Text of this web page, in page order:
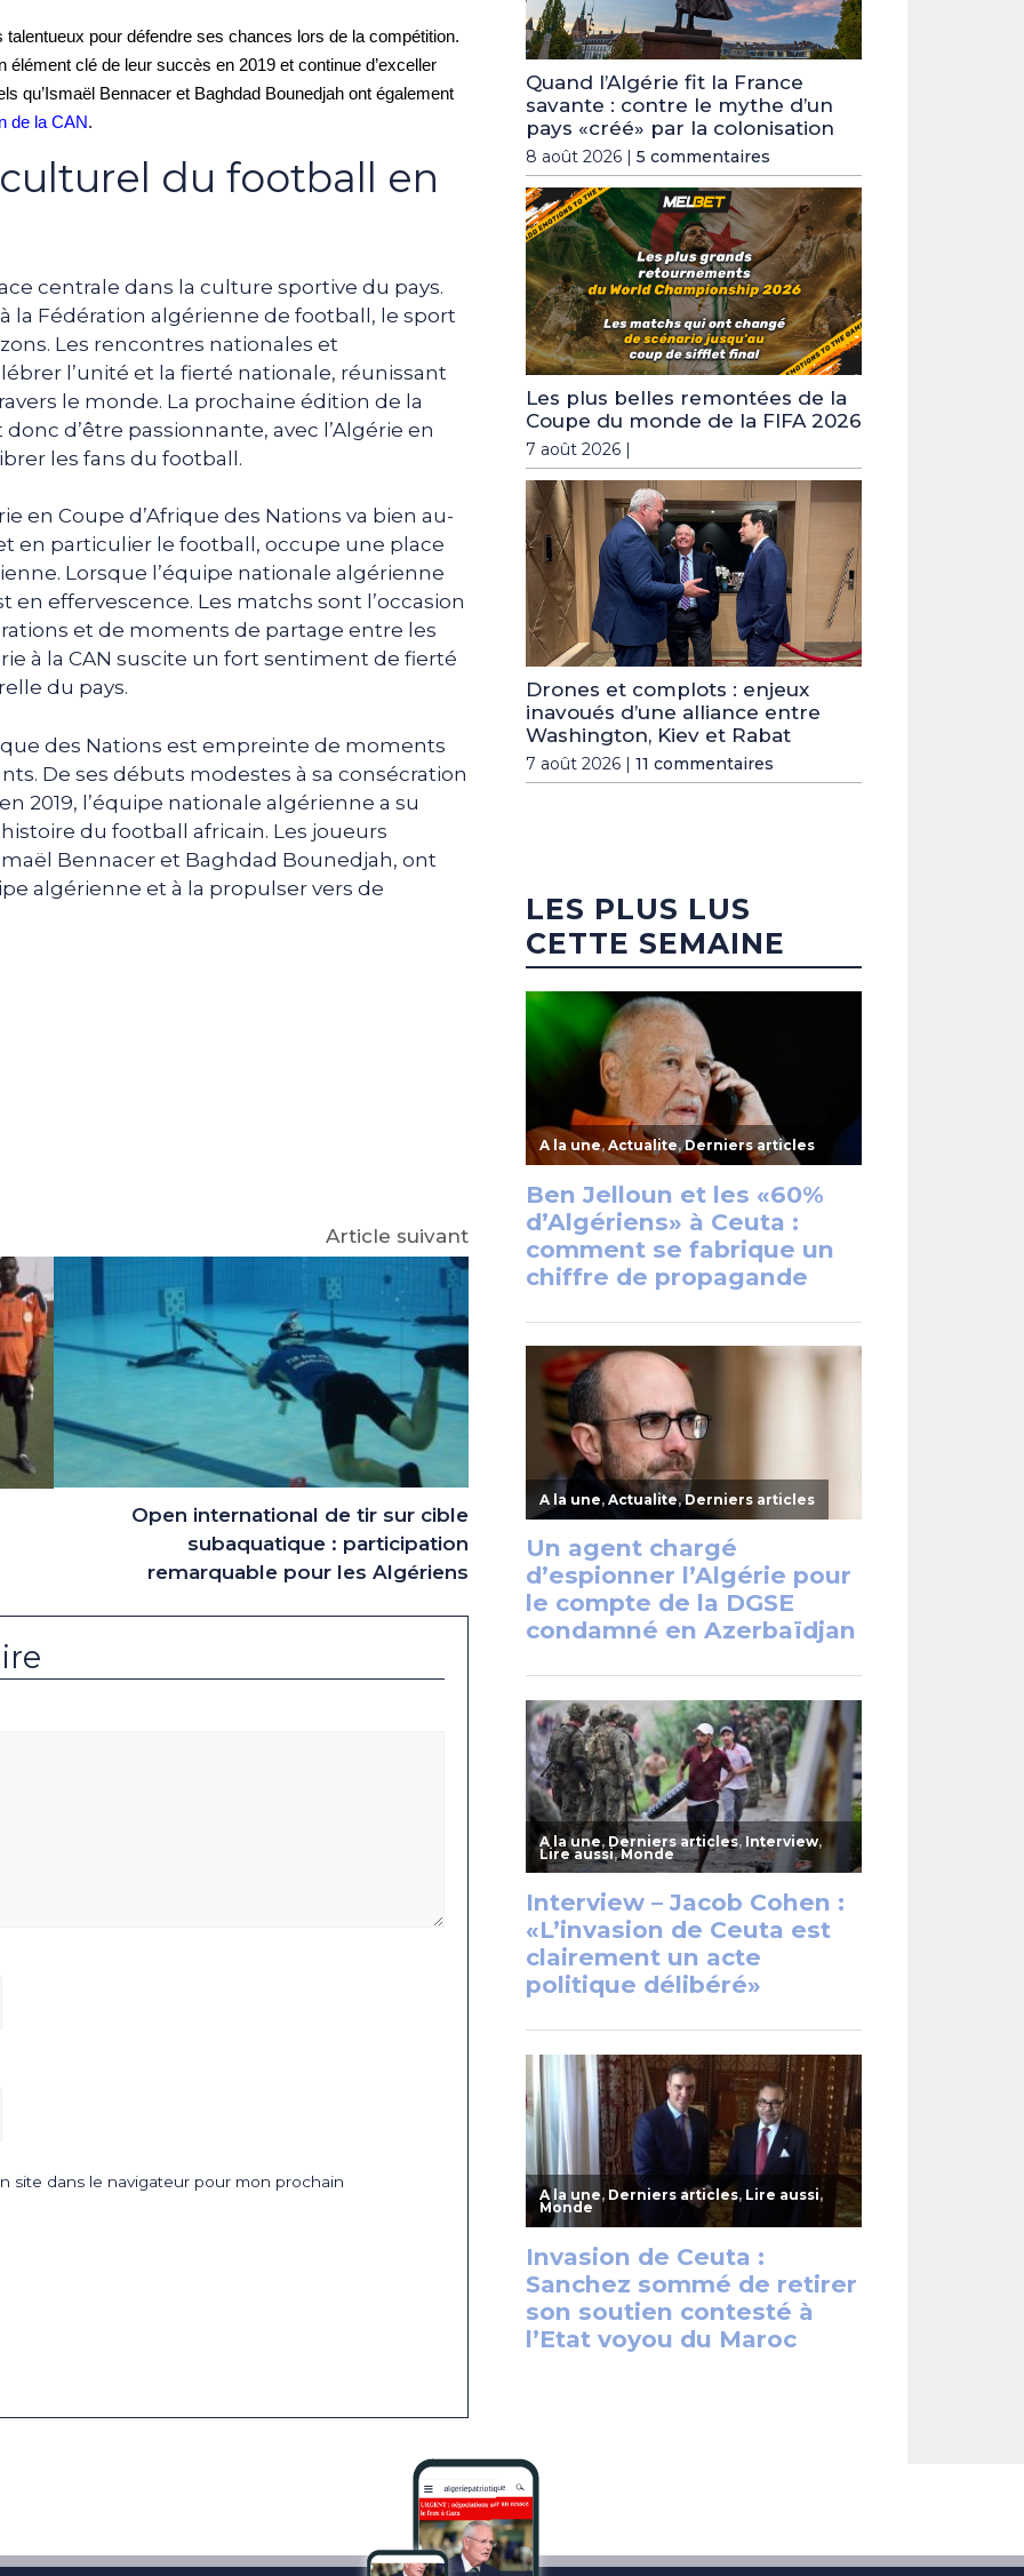
talentueux pour défendre ses chances lors de la compétition.
clé de leur succès en 2019 et continue d’exceller
qu’Ismaël Bennacer et Baghdad Bounedjah ont également
de la CAN.
du football en
centrale dans la culture sportive du pays.
la Fédération algérienne de football, le sport
Les rencontres nationales et
l’unité et la fierté nationale, réunissant
le monde. La prochaine édition de la
d’être passionnante, avec l’Algérie en
les fans du football.
en Coupe d’Afrique des Nations va bien au-
en particulier le football, occupe une place
Lorsque l’équipe nationale algérienne
effervescence. Les matchs sont l’occasion
et de moments de partage entre les
à la CAN suscite un fort sentiment de fierté
du pays.
des Nations est empreinte de moments
De ses débuts modestes à sa consécration
2019, l’équipe nationale algérienne a su
du football africain. Les joueurs
Bennacer et Baghdad Bounedjah, ont
algérienne et à la propulser vers de
Article suivant
Open international de tir sur cible
subaquatique : participation
remarquable pour les Algériens
site dans le navigateur pour mon prochain
Quand l’Algérie fit la France
savante : contre le mythe d’un
pays «créé» par la colonisation
8 août 2026 | 5 commentaires
Les plus belles remontées de la
Coupe du monde de la FIFA 2026
7 août 2026 |
Drones et complots : enjeux
inavoués d’une alliance entre
Washington, Kiev et Rabat
7 août 2026 | 11 commentaires
LES PLUS LUS
CETTE SEMAINE